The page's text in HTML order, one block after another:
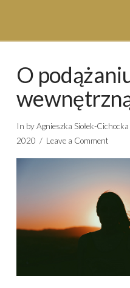
O
In by Agnieszka Siołek-Cichocka
2020
Leave a Comment